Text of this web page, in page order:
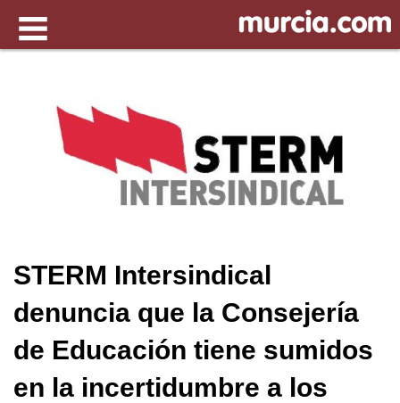
STERM Intersindical
denuncia que la Consejería
de Educación tiene sumidos
en la incertidumbre a los